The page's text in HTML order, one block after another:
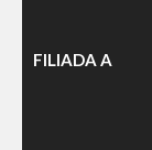
FILIADA A